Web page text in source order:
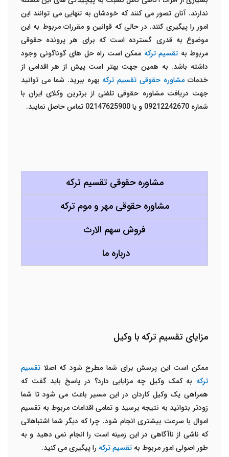
ندارند. آنان تصور می کنند که خودشان به تنهایی می توانند این
امور را پیگیری کنند. در حالی که قوانین و مقررات مربوط به این
موضوع به قدری گسترده است که برای هر پرونده حقوقی
مربوط به تقسیم ترکه ممکن است راه حل های گوناگونی وجود
داشته باشد. به همین جهت بهتر است پیش از هر اقدامی از
خدماتمشاوره حقوقی تقسیم ترکه بهره ببرید. شما می توانید
جهت دریافت مشاوره حقوقی تلفنی از برترین وکلای ایران با
شماره 09212242670 و یا 02147625900 تماس حاصل نمایید.
مشاوره حقوقی تقسیم ترکه
مشاوره حقوقی مهر و موم ترکه
فروش سهم الارث
درباره ما
مزایای تقسیم ترکه با وکیل
ممکن است این پرسش برای شما مطرح شود که اصلا تقسیم
ترکه به کمک وکیل چه مزایایی دارد؟ در پاسخ باید گفت که
همراهی یک وکیل کاردان در این مسیر باعث می شود تا شما
زودتر بتوانید به نتیجه برسید و تمامی اقدامات مربوط به تقسیم
اموال با سرعت بیشتری انجام شود. چرا که دیگر شما اشتباهاتی
که ناشی از ناآگاهی در این زمینه است را انجام نمی دهید و به
طور اصولی امور مربوط به تقسیم ترکه را پیگیری می کنید.